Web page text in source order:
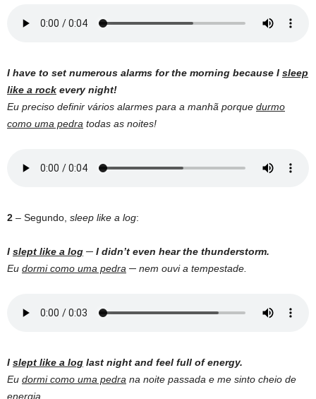
I have to set numerous alarms for the morning because I sleep
like a rock every night!
Eu preciso definir vários alarmes para a manhã porque durmo
como uma pedra todas as noites!
2 – Segundo, sleep like a log:
I slept like a log ─ I didn’t even hear the thunderstorm.
Eu dormi como uma pedra ─ nem ouvi a tempestade.
I slept like a log last night and feel full of energy.
Eu dormi como uma pedra na noite passada e me sinto cheio de
energia.